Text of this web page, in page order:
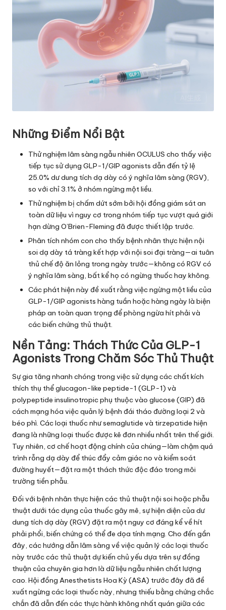
Những Điểm Nổi Bật
Thử nghiệm lâm sàng ngẫu nhiên OCULUS cho thấy việc
tiếp tục sử dụng GLP-1/GIP agonists dẫn đến tỷ lệ
25.0% dư dung tích dạ dày có ý nghĩa lâm sàng (RGV),
so với chỉ 3.1% ở nhóm ngừng một liều.
Thử nghiệm bị chấm dứt sớm bởi hội đồng giám sát an
toàn dữ liệu vì nguy cơ trong nhóm tiếp tục vượt quá giới
hạn dừng O’Brien-Fleming đã được thiết lập trước.
Phân tích nhóm con cho thấy bệnh nhân thực hiện nội
soi dạ dày tá tràng kết hợp với nội soi đại tràng—ai tuân
thủ chế độ ăn lỏng trong ngày trước—không có RGV có
ý nghĩa lâm sàng, bất kể họ có ngừng thuốc hay không.
Các phát hiện này đề xuất rằng việc ngừng một liều của
GLP-1/GIP agonists hàng tuần hoặc hàng ngày là biện
pháp an toàn quan trọng để phòng ngừa hít phải và
các biến chứng thủ thuật.
Nền Tảng: Thách Thức Của GLP-1
Agonists Trong Chăm Sóc Thủ Thuật
Sự gia tăng nhanh chóng trong việc sử dụng các chất kích
thích thụ thể glucagon-like peptide-1 (GLP-1) và
polypeptide insulinotropic phụ thuộc vào glucose (GIP) đã
cách mạng hóa việc quản lý bệnh đái tháo đường loại 2 và
béo phì. Các loại thuốc như semaglutide và tirzepatide hiện
đang là những loại thuốc được kê đơn nhiều nhất trên thế giới.
Tuy nhiên, cơ chế hoạt động chính của chúng—làm chậm quá
trình rỗng dạ dày để thúc đẩy cảm giác no và kiểm soát
đường huyết—đặt ra một thách thức độc đáo trong môi
trường tiền phẫu.
Đối với bệnh nhân thực hiện các thủ thuật nội soi hoặc phẫu
thuật dưới tác dụng của thuốc gây mê, sự hiện diện của dư
dung tích dạ dày (RGV) đặt ra một nguy cơ đáng kể về hít
phải phổi, biến chứng có thể đe dọa tính mạng. Cho đến gần
đây, các hướng dẫn lâm sàng về việc quản lý các loại thuốc
này trước các thủ thuật dự kiến chủ yếu dựa trên sự đồng
thuận của chuyên gia hơn là dữ liệu ngẫu nhiên chất lượng
cao. Hội đồng Anesthetists Hoa Kỳ (ASA) trước đây đã đề
xuất ngừng các loại thuốc này, nhưng thiếu bằng chứng chắc
chắn đã dẫn đến các thực hành không nhất quán giữa các